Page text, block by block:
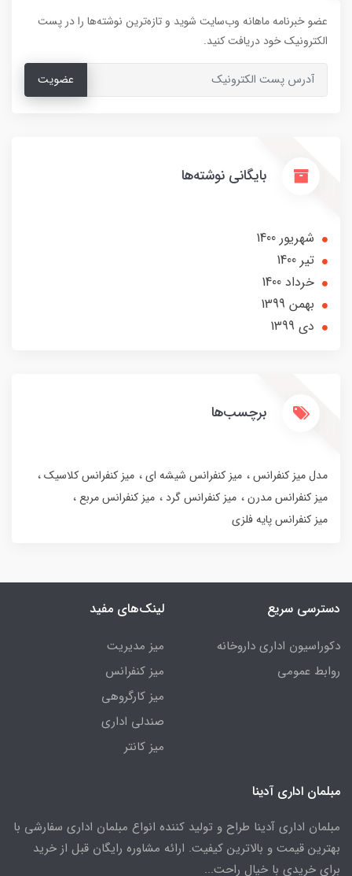
عضو خبرنامه ماهانه وب‌سایت شوید و تازه‌ترین نوشته‌ها را در پست
الکترونیک خود دریافت کنید.
عضویت
بایگانی نوشته‌ها
شهریور 1400
تير 1400
خرداد 1400
بهمن 1399
دی 1399
برچسب‌ها
مدل میز کنفرانس میز کنفرانس شیشه ای
میز کنفرانس کلاسیک
میز کنفرانس مدرن
میز کنفرانس گرد
میز کنفرانس مربع
میز کنفرانس پایه فلزی
دسترسی سریع
دکوراسیون اداری داروخانه
روابط عمومی
لینک‌های مفید
میز مدیریت
میز کنفرانس
میز کارگروهی
صندلی اداری
میز کانتر
مبلمان اداری آدینا
مبلمان اداری آدینا طراح و تولید کننده انواع مبلمان اداری سفارشی با
بهترین قیمت و بالاترین کیفیت. ارائه مشاوره رایگان قبل از خرید
برای خریدی با خیال راحت...